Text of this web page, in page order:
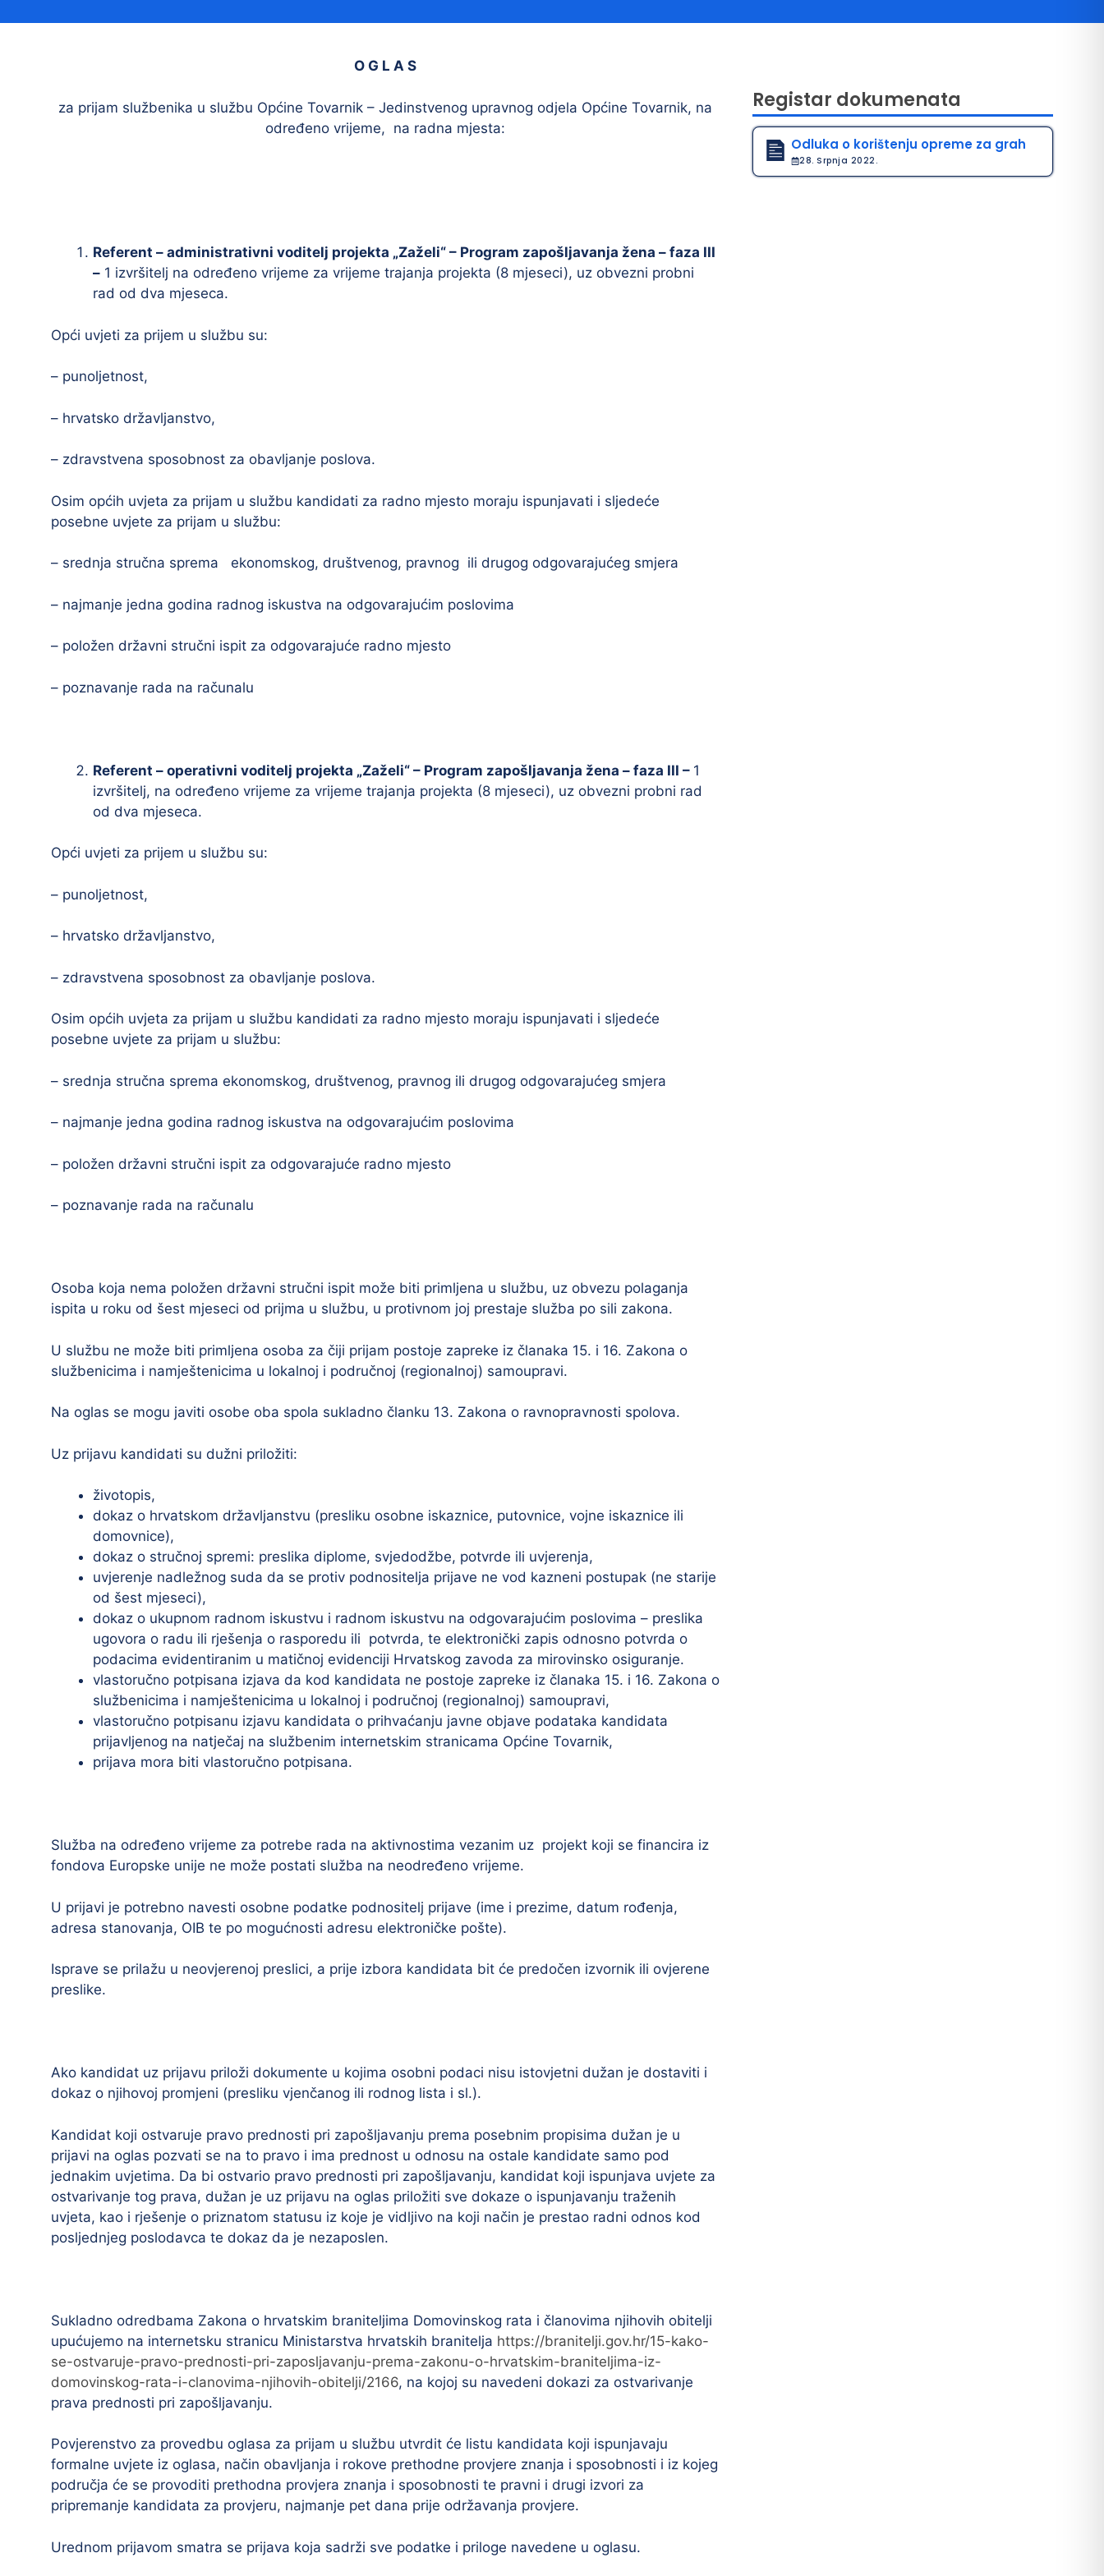
Sponzorstva i donacije
Službeni vjesnik
II. izmjene i dopune prostornog plana
uređenja Općine Tovarnik
uređenja Općine Tovarnik
O G L A S
za prijam službenika u službu Općine Tovarnik – Jedinstvenog upravnog odjela Općine Tovarnik, na
određeno vrijeme, na radna mjesta:
Referent – administrativni voditelj projekta „Zaželi“ – Program zapošljavanja žena – faza III
– 1 izvršitelj na određeno vrijeme za vrijeme trajanja projekta (8 mjeseci), uz obvezni probni
rad od dva mjeseca.
Opći uvjeti za prijem u službu su:
– punoljetnost,
– hrvatsko državljanstvo,
– zdravstvena sposobnost za obavljanje poslova.
Osim općih uvjeta za prijam u službu kandidati za radno mjesto moraju ispunjavati i sljedeće
posebne uvjete za prijam u službu:
– srednja stručna sprema ekonomskog, društvenog, pravnog ili drugog odgovarajućeg smjera
– najmanje jedna godina radnog iskustva na odgovarajućim poslovima
– položen državni stručni ispit za odgovarajuće radno mjesto
– poznavanje rada na računalu
Referent – operativni voditelj projekta „Zaželi“ – Program zapošljavanja žena – faza III – 1
izvršitelj, na određeno vrijeme za vrijeme trajanja projekta (8 mjeseci), uz obvezni probni rad
od dva mjeseca.
Opći uvjeti za prijem u službu su:
– punoljetnost,
– hrvatsko državljanstvo,
– zdravstvena sposobnost za obavljanje poslova.
Osim općih uvjeta za prijam u službu kandidati za radno mjesto moraju ispunjavati i sljedeće
posebne uvjete za prijam u službu:
– srednja stručna sprema ekonomskog, društvenog, pravnog ili drugog odgovarajućeg smjera
– najmanje jedna godina radnog iskustva na odgovarajućim poslovima
– položen državni stručni ispit za odgovarajuće radno mjesto
– poznavanje rada na računalu
Osoba koja nema položen državni stručni ispit može biti primljena u službu, uz obvezu polaganja
ispita u roku od šest mjeseci od prijma u službu, u protivnom joj prestaje služba po sili zakona.
U službu ne može biti primljena osoba za čiji prijam postoje zapreke iz članaka 15. i 16. Zakona o
službenicima i namještenicima u lokalnoj i područnoj (regionalnoj) samoupravi.
Na oglas se mogu javiti osobe oba spola sukladno članku 13. Zakona o ravnopravnosti spolova.
Uz prijavu kandidati su dužni priložiti:
životopis,
dokaz o hrvatskom državljanstvu (presliku osobne iskaznice, putovnice, vojne iskaznice ili
domovnice),
dokaz o stručnoj spremi: preslika diplome, svjedodžbe, potvrde ili uvjerenja,
uvjerenje nadležnog suda da se protiv podnositelja prijave ne vod kazneni postupak (ne starije
od šest mjeseci),
dokaz o ukupnom radnom iskustvu i radnom iskustvu na odgovarajućim poslovima – preslika
ugovora o radu ili rješenja o rasporedu ili potvrda, te elektronički zapis odnosno potvrda o
podacima evidentiranim u matičnoj evidenciji Hrvatskog zavoda za mirovinsko osiguranje.
vlastoručno potpisana izjava da kod kandidata ne postoje zapreke iz članaka 15. i 16. Zakona o
službenicima i namještenicima u lokalnoj i područnoj (regionalnoj) samoupravi,
vlastoručno potpisanu izjavu kandidata o prihvaćanju javne objave podataka kandidata
prijavljenog na natječaj na službenim internetskim stranicama Općine Tovarnik,
prijava mora biti vlastoručno potpisana.
Služba na određeno vrijeme za potrebe rada na aktivnostima vezanim uz projekt koji se financira iz
fondova Europske unije ne može postati služba na neodređeno vrijeme.
U prijavi je potrebno navesti osobne podatke podnositelj prijave (ime i prezime, datum rođenja,
adresa stanovanja, OIB te po mogućnosti adresu elektroničke pošte).
Isprave se prilažu u neovjerenoj preslici, a prije izbora kandidata bit će predočen izvornik ili ovjerene
preslike.
Ako kandidat uz prijavu priloži dokumente u kojima osobni podaci nisu istovjetni dužan je dostaviti i
dokaz o njihovoj promjeni (presliku vjenčanog ili rodnog lista i sl.).
Kandidat koji ostvaruje pravo prednosti pri zapošljavanju prema posebnim propisima dužan je u
prijavi na oglas pozvati se na to pravo i ima prednost u odnosu na ostale kandidate samo pod
jednakim uvjetima. Da bi ostvario pravo prednosti pri zapošljavanju, kandidat koji ispunjava uvjete za
ostvarivanje tog prava, dužan je uz prijavu na oglas priložiti sve dokaze o ispunjavanju traženih
uvjeta, kao i rješenje o priznatom statusu iz koje je vidljivo na koji način je prestao radni odnos kod
posljednjeg poslodavca te dokaz da je nezaposlen.
Sukladno odredbama Zakona o hrvatskim braniteljima Domovinskog rata i članovima njihovih obitelji
upućujemo na internetsku stranicu Ministarstva hrvatskih branitelja https://branitelji.gov.hr/15-kako-
se-ostvaruje-pravo-prednosti-pri-zaposljavanju-prema-zakonu-o-hrvatskim-braniteljima-iz-
domovinskog-rata-i-clanovima-njihovih-obitelji/2166, na kojoj su navedeni dokazi za ostvarivanje
prava prednosti pri zapošljavanju.
Povjerenstvo za provedbu oglasa za prijam u službu utvrdit će listu kandidata koji ispunjavaju
formalne uvjete iz oglasa, način obavljanja i rokove prethodne provjere znanja i sposobnosti i iz kojeg
područja će se provoditi prethodna provjera znanja i sposobnosti te pravni i drugi izvori za
pripremanje kandidata za provjeru, najmanje pet dana prije održavanja provjere.
Urednom prijavom smatra se prijava koja sadrži sve podatke i priloge navedene u oglasu.
Registar dokumenata
Odluka o korištenju opreme za grah
28. Srpnja 2022.